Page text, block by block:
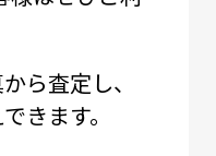
ら査定し、
きます。